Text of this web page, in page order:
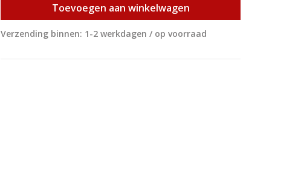
Toevoegen aan winkelwagen
Verzending binnen: 1-2 werkdagen / op voorraad